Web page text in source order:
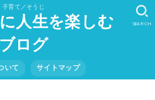
子育て／そうじ
人生を楽しむ
ブログ
いて サイトマップ
SEARCH